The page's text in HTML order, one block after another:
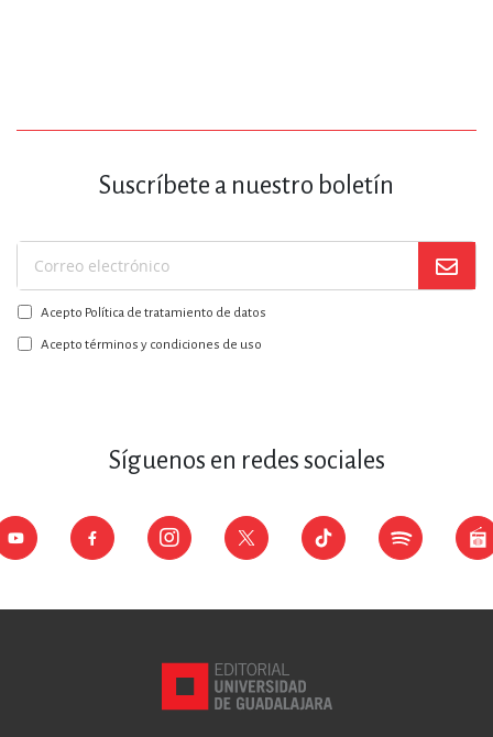
Suscríbete a nuestro boletín
Suscríbase
a
nuestro
boletín:
Acepto Política de tratamiento de datos
Acepto términos y condiciones de uso
Síguenos en redes sociales